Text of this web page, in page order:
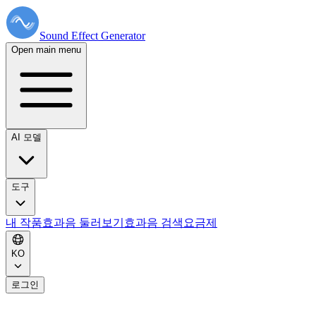
Sound Effect Generator
Open main menu
AI 모델
도구
내 작품효과음 둘러보기 효과음 검색 요금제
KO
로그인